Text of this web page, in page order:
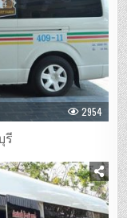
2954
รี